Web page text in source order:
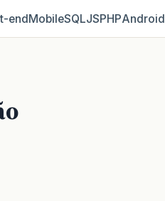
MobileSQLJSPHPAndroid